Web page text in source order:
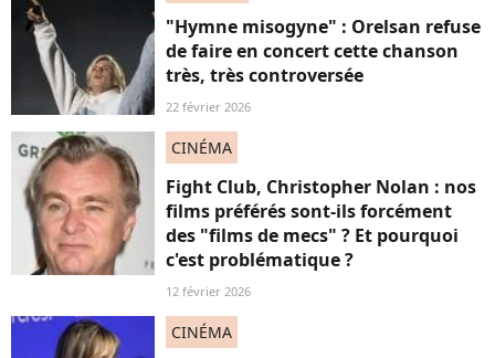
"Hymne misogyne" : Orelsan refuse
de faire en concert cette chanson
très, très controversée
22 février 2026
CINÉMA
Fight Club, Christopher Nolan : nos
films préférés sont-ils forcément
des "films de mecs" ? Et pourquoi
c'est problématique ?
12 février 2026
CINÉMA